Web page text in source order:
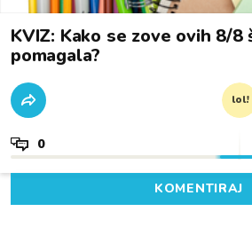
KVIZ: Kako se zove ovih 8/8
pomagala?
lol!
0
KOMENTIRAJ